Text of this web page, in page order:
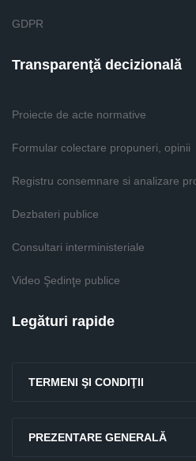
GDPR
Transparenţă decizională
Proiecte de acte normative
Formular colectare propuneri, opinii
Registru consemnare si analizare
Dezbateri publice
Consultari interministeriale
Video Şedinţe publice
Legături rapide
TERMENI ŞI CONDIŢII
PREZENTARE GENERALĂ